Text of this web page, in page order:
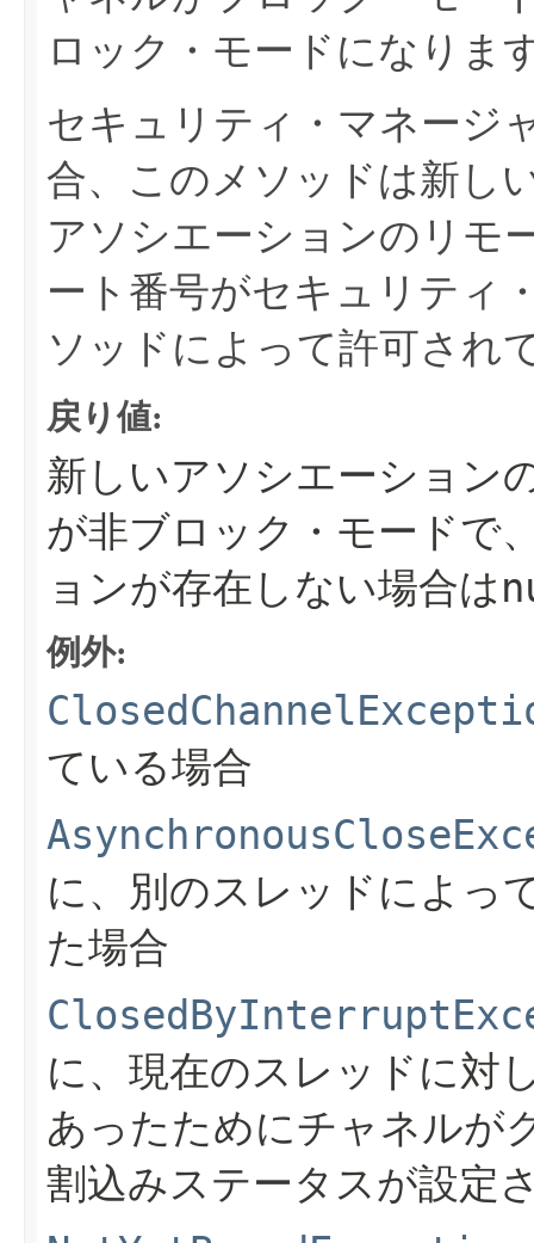
ロック・モードになりま
セキュリティ・マネージ
合、このメソッドは新し
アソシエーションのリモ
ート番号がセキュリティ
ソッドによって許可され
戻り値:
新しいアソシエーション
が非ブロック・モードで
ョンが存在しない場合は
例外:
ている場合
に、別のスレッドによっ
た場合
に、現在のスレッドに対
あったためにチャネルが
割込みステータスが設定